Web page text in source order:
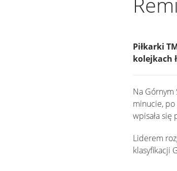
Piłkarki
kolejkach
Na Górnym
minucie,
wpisała
Liderem
klasyfikacji